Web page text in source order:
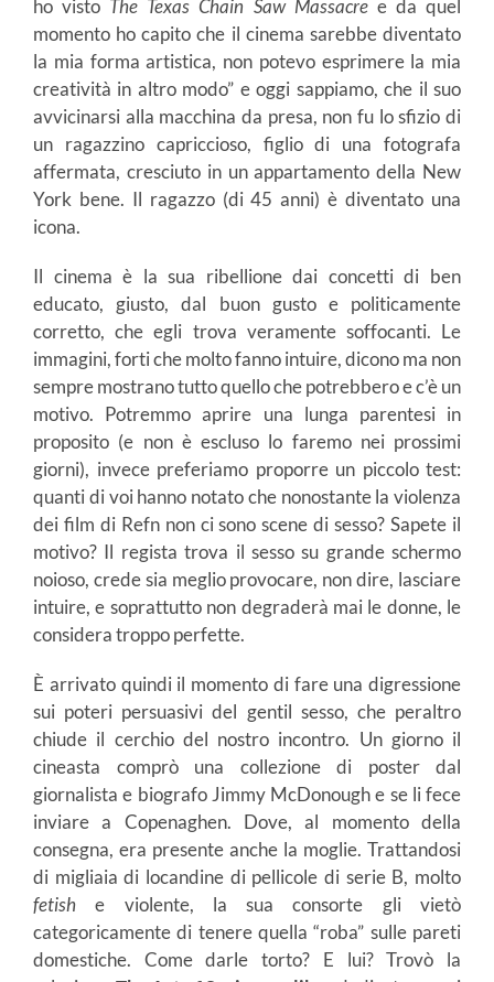
ho visto The Texas Chain Saw Massacree da quel
momento ho capito che il cinema sarebbe diventato
la mia forma artistica, non potevo esprimere la mia
creatività in altro modo” e oggi sappiamo, che il suo
avvicinarsi alla macchina da presa, non fu lo sfizio di
un ragazzino capriccioso, figlio di una fotografa
affermata, cresciuto in un appartamento della New
York bene. Il ragazzo (di 45 anni) è diventato una
icona.
Il cinema è la sua ribellione dai concetti di ben
educato, giusto, dal buon gusto e politicamente
corretto, che egli trova veramente soffocanti. Le
immagini, forti che molto fanno intuire, dicono ma non
sempre mostrano tutto quello che potrebbero e c’è un
motivo. Potremmo aprire una lunga parentesi in
proposito (e non è escluso lo faremo nei prossimi
giorni), invece preferiamo proporre un piccolo test:
quanti di voi hanno notato che nonostante la violenza
dei film di Refn non ci sono scene di sesso? Sapete il
motivo? Il regista trova il sesso su grande schermo
noioso, crede sia meglio provocare, non dire, lasciare
intuire, e soprattutto non degraderà mai le donne, le
considera troppo perfette.
È arrivato quindi il momento di fare una digressione
sui poteri persuasivi del gentil sesso, che peraltro
chiude il cerchio del nostro incontro. Un giorno il
cineasta comprò una collezione di poster dal
giornalista e biografo Jimmy McDonough e se li fece
inviare a Copenaghen. Dove, al momento della
consegna, era presente anche la moglie. Trattandosi
di migliaia di locandine di pellicole di serie B, molto
fetish e violente, la sua consorte gli vietò
categoricamente di tenere quella “roba” sulle pareti
domestiche. Come darle torto? E lui? Trovò la